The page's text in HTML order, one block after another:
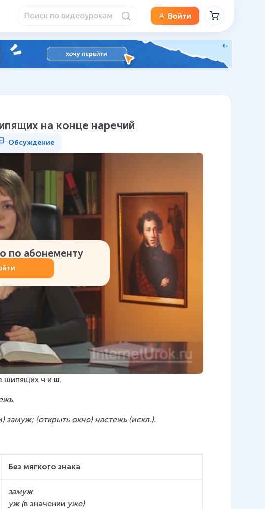
Войти
на конце наречий
Обсуждение
по абонементу
шипящих ч и ш.
ь.
замуж; (открыть окно) настежь (искл.).
Без мягкого знака
замуж
уж (в значении уже)